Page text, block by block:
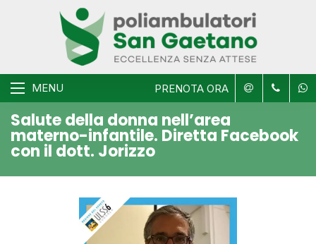
Salute della donna nell’area
materno-infantile. Diretta Facebook
con il dott. Jorizzo
MENU PRENOTA ORA